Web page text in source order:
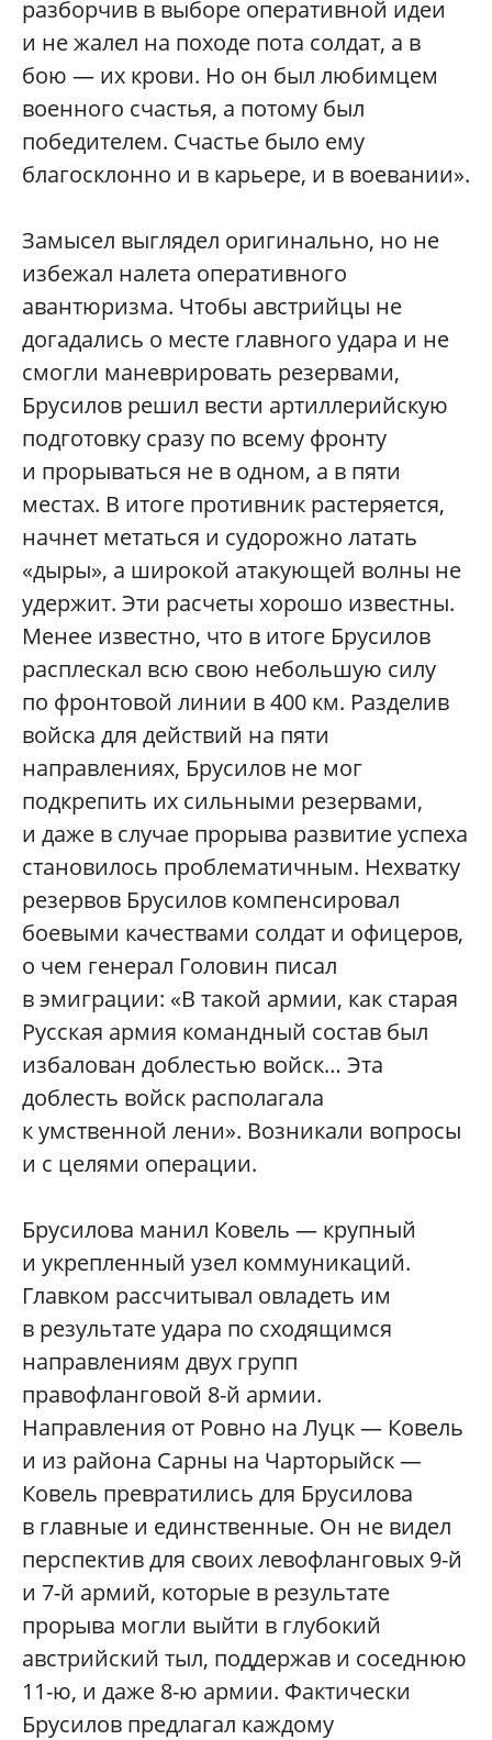
разборчив в выборе оперативной идеи
и не жалел на походе пота солдат, а в
бою — их крови. Но он был любимцем
военного счастья, а потому был
победителем. Счастье было ему
благосклонно и в карьере, и в воевании».
Замысел выглядел оригинально, но не
избежал налета оперативного
авантюризма. Чтобы австрийцы не
догадались о месте главного удара и не
смогли маневрировать резервами,
Брусилов решил вести артиллерийскую
подготовку сразу по всему фронту
и прорываться не в одном, а в пяти
местах. В итоге противник растеряется,
начнет метаться и судорожно латать
«дыры», а широкой атакующей волны не
удержит. Эти расчеты хорошо известны.
Менее известно, что в итоге Брусилов
расплескал всю свою небольшую силу
по фронтовой линии в 400 км. Разделив
войска для действий на пяти
направлениях, Брусилов не мог
подкрепить их сильными резервами,
и даже в случае прорыва развитие успеха
становилось проблематичным. Нехватку
резервов Брусилов компенсировал
боевыми качествами солдат и офицеров,
о чем генерал Головин писал
в эмиграции: «В такой армии, как старая
Русская армия командный состав был
избалован доблестью войск… Эта
доблесть войск располагала
к умственной лени». Возникали вопросы
и с целями операции.
Брусилова манил Ковель — крупный
и укрепленный узел коммуникаций.
Главком рассчитывал овладеть им
в результате удара по сходящимся
направлениям двух групп
правофланговой 8-й армии.
Направления от Ровно на Луцк — Ковель
и из района Сарны на Чарторыйск —
Ковель превратились для Брусилова
в главные и единственные. Он не видел
перспектив для своих левофланговых 9-й
и 7-й армий, которые в результате
прорыва могли выйти в глубокий
австрийский тыл, поддержав и соседнюю
11-ю, и даже 8-ю армии. Фактически
Брусилов предлагал каждому